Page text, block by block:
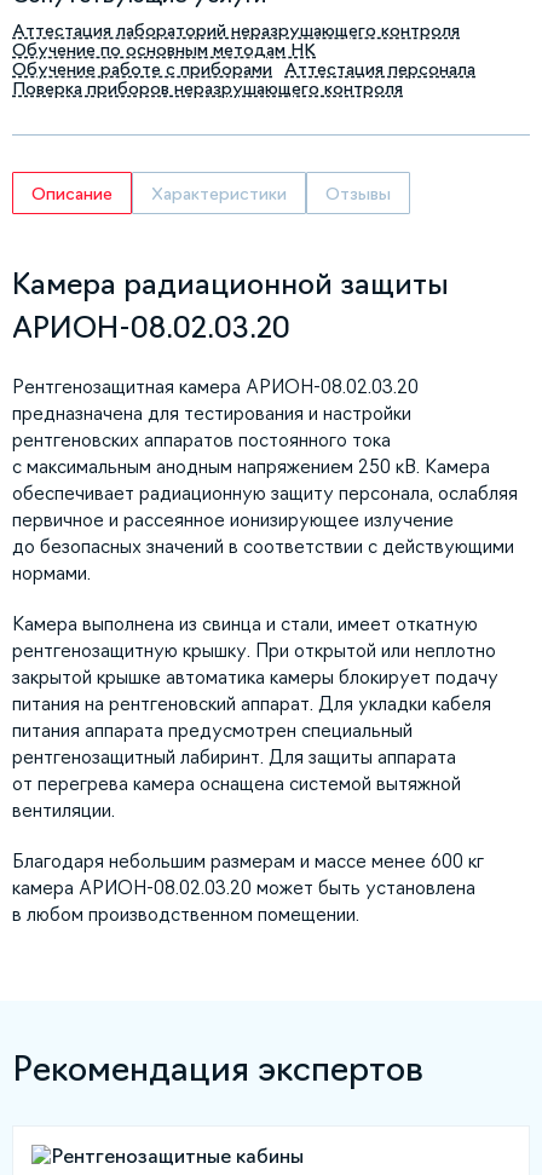
Аттестация лабораторий неразрушающего контроля
Обучение по основным методам НК
Обучение работе с приборами
Аттестация персонала
Поверка приборов неразрушающего контроля
Описание Характеристики Отзывы
Камера радиационной защиты
АРИОН-08.02.03.20
Рентгенозащитная камера АРИОН-08.02.03.20
предназначена для тестирования и настройки
рентгеновских аппаратов постоянного тока
с максимальным анодным напряжением 250 кВ. Камера
обеспечивает радиационную защиту персонала, ослабляя
первичное и рассеянное ионизирующее излучение
до безопасных значений в соответствии с действующими
нормами.
Камера выполнена из свинца и стали, имеет откатную
рентгенозащитную крышку. При открытой или неплотно
закрытой крышке автоматика камеры блокирует подачу
питания на рентгеновский аппарат. Для укладки кабеля
питания аппарата предусмотрен специальный
рентгенозащитный лабиринт. Для защиты аппарата
от перегрева камера оснащена системой вытяжной
вентиляции.
Благодаря небольшим размерам и массе менее 600 кг
камера АРИОН-08.02.03.20 может быть установлена
в любом производственном помещении.
Рекомендация экспертов